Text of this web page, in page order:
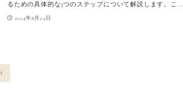
るための具体的な3つのステップについて解説します。こ...
2024年8月24日
1